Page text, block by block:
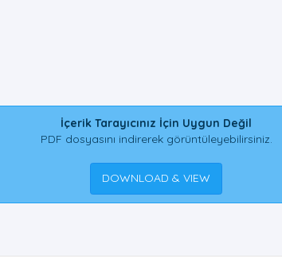
İçerik Tarayıcınız İçin Uygun Değil
PDF dosyasını indirerek görüntüleyebilirsiniz.
DOWNLOAD & VIEW